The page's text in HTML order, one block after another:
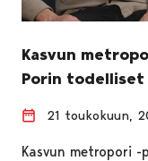
Kasvun
Porin
21 toukokuun,
Kasvun metropori